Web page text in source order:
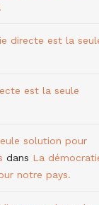
directe est la
est la seule
solution pour
dans La
notre pays.